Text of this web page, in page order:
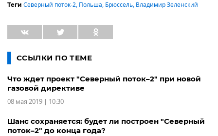
Теги Северный поток-2, Польша, Брюссель, Владимир Зеленский
ССЫЛКИ ПО ТЕМЕ
Что ждет проект "Северный поток–2" при новой
газовой директиве
08 мая 2019 | 10:30
Шанс сохраняется: будет ли построен "Северный
поток–2" до конца года?